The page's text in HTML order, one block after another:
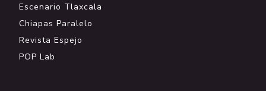
Escenario Tlaxcala
Chiapas Paralelo
Revista Espejo
POP Lab